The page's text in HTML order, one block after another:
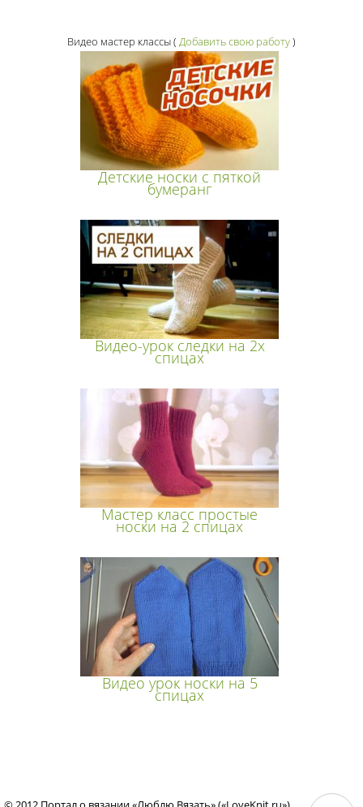
Видео мастер классы( Добавить свою работу)
Детские носки с пяткой
бумеранг
Видео-урок следки на 2х
спицах
Мастер класс простые
носки на 2 спицах
Видео урок носки на 5
спицах